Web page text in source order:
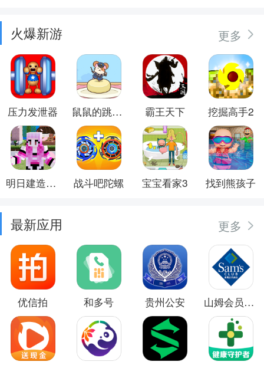
火爆新游 更多
压力发泄器 鼠鼠的跳跃冒险 霸王天下 挖掘高手2
明日建造大师 战斗吧陀螺 宝宝看家3 找到熊孩子
最新应用 更多
优信拍 和多号 贵州公安 山姆会员商店